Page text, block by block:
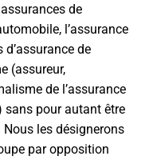
de
l’assurance
de
(assureur,
de l’assurance
sans pour autant être
les désignerons
par opposition